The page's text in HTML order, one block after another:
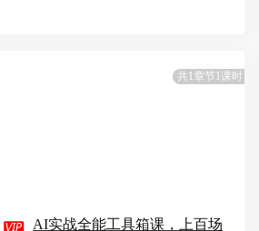
共1章节1课时
AI实战全能工具箱课，上百场